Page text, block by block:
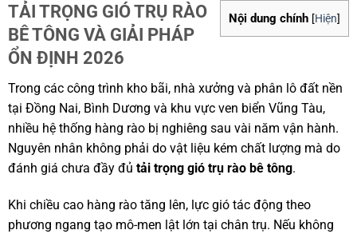
Nội dung chính [Hiện]
TẢI TRỌNG GIÓ TRỤ RÀO
BÊ TÔNG VÀ GIẢI PHÁP
ỔN ĐỊNH 2026
Trong các công trình kho bãi, nhà xưởng và phân lô đất nền
tại Đồng Nai, Bình Dương và khu vực ven biển Vũng Tàu,
nhiều hệ thống hàng rào bị nghiêng sau vài năm vận hành.
Nguyên nhân không phải do vật liệu kém chất lượng mà do
đánh giá chưa đầy đủ tải trọng gió trụ rào bê tông.
Khi chiều cao hàng rào tăng lên, lực gió tác động theo
phương ngang tạo mô-men lật lớn tại chân trụ. Nếu không